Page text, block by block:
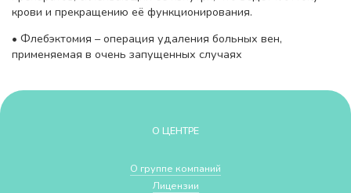
крови и прекращению её функционирования.
• Флебэктомия – операция удаления больных вен,
применяемая в очень запущенных случаях
О ЦЕНТРЕ
О группе компаний
Лицензии